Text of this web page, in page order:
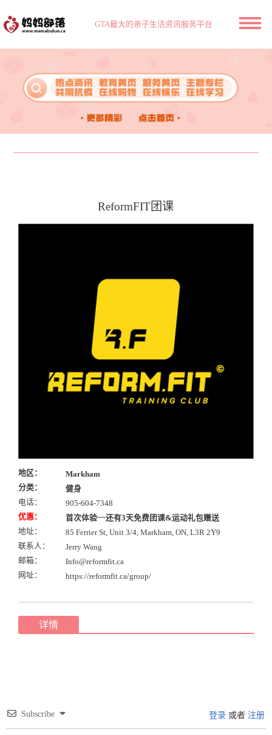
GTA最大的亲子生活资讯服务平台
ReformFIT团课
地区：
Markham
分类：
健身
电话：
905-604-7348
优惠：
首次体验~~还有3天免费团课&运动礼包赠送
地址：
85 Ferrier St, Unit 3/4, Markham, ON, L3R 2Y9
联系人：
Jerry Wang
邮箱：
Info@reformfit.ca
网址：
https://reformfit.ca/group/
详情
Subscribe 登录 或者 注册